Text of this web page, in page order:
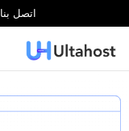
اتصل بنا